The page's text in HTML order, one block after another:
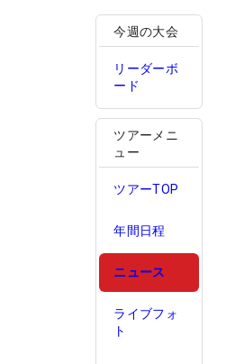
今週の大会
リーダーボ
ード
ツアーメニ
ュー
ツアーTOP
年間日程
ニュース
ライブフォ
ト